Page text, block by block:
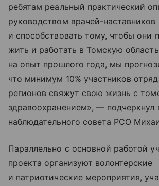
ребятам реальный практический
руководством врачей-наставников
и способствовать тому, чтобы они
жить и работать в Томскую
на опыт прошлого года, мы
что минимум 10% участников
регионов свяжут свою жизнь с
здравоохранением», — подчеркнул
наблюдательного совета РСО
Параллельно с основной работой
проекта организуют волонтерские
и патриотические мероприятия,